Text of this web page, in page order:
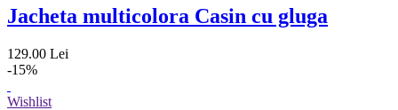
Jacheta multicolora Casin cu gluga
129.00 Lei
-15%
Wishlist